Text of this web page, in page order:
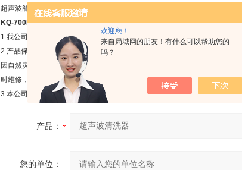
欢迎您！
来自局域网的朋友！有什么可以帮助您的
吗？
超声波能够进行精密清洗，但其对泥类的污物处理能力较弱，故预处理中，
KQ-700DE售后服务政策：
1.我公司生产或经销的产品，无论用户在何地，一律按照产品说明的保修期
2.产品保修期内，在正常使用的情况下出现任何产品的故障，经验证属实，
因自然灾害造成的故障，不属于免费保修范围，我公司可提供维修服务，
时维修，维修费免除，只收取成本费。
3.本公司售后服务产品，保修期均为12个月，终身维护使用。
产品：
您的单位：